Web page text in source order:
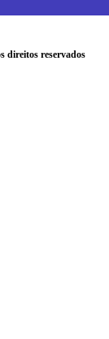
direitos reservados